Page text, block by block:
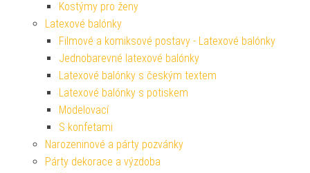
Kostýmy pro ženy
Latexové balónky
Filmové a komiksové postavy - Latexové balónky
Jednobarevné latexové balónky
Latexové balónky s českým textem
Latexové balónky s potiskem
Modelovací
S konfetami
Narozeninové a párty pozvánky
Párty dekorace a výzdoba